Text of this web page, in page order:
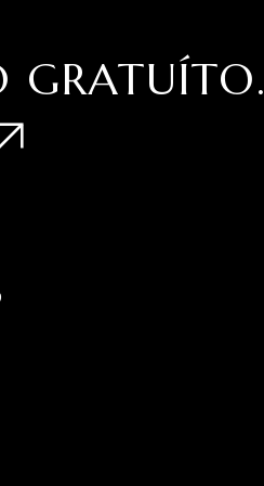
GRATUÍTO.